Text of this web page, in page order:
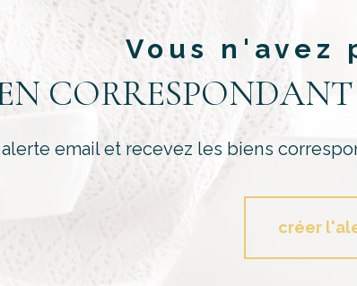
Vous n'avez
email et recevez les biens
créer